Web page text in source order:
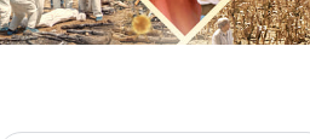
ျခင္း။